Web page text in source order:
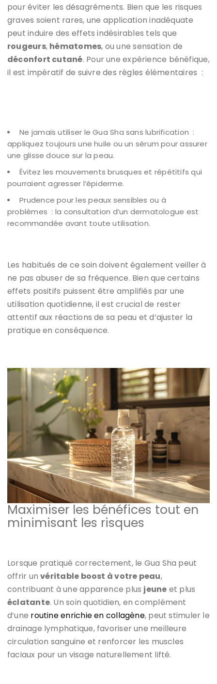
pour éviter les désagréments. Bien que les risques
graves soient rares, une application inadéquate
peut induire des effets indésirables tels que
rougeurs, hématomes, ou une sensation de
déconfort cutané. Pour une expérience bénéfique,
il est impératif de suivre des règles élémentaires :
Ne jamais utiliser le Gua Sha sans lubrification :
appliquez toujours une huile ou un sérum pour assurer
une glisse douce sur la peau.
Évitez les mouvements brusques et répétitifs qui
pourraient agresser l’épiderme.
Prudence pour les peaux sensibles ou à
problèmes : la consultation d’un dermatologue est
recommandée avant toute utilisation.
Les habitués de ce soin doivent également veiller à
ne pas abuser de sa fréquence. Bien que certains
effets positifs puissent être amplifiés par une
utilisation quotidienne, il est crucial de rester
attentif aux réactions de sa peau et d’ajuster la
pratique en conséquence.
Maximiser les bénéfices tout en
minimisant les risques
Lorsque pratiqué correctement, le Gua Sha peut
offrir unvéritable boost à votre peau,
contribuant à une apparence plus jeune et plus
éclatante. Un soin quotidien, en complément
d’une routine enrichie en collagène, peut stimuler le
drainage lymphatique, favoriser une meilleure
circulation sanguine et renforcer les muscles
faciaux pour un visage naturellement lifté.